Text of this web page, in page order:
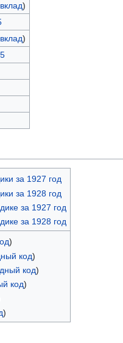
вклад)
вклад)
за 1927 год
за 1928 год
за 1927 год
за 1928 год
)
код)
код)
код)
)